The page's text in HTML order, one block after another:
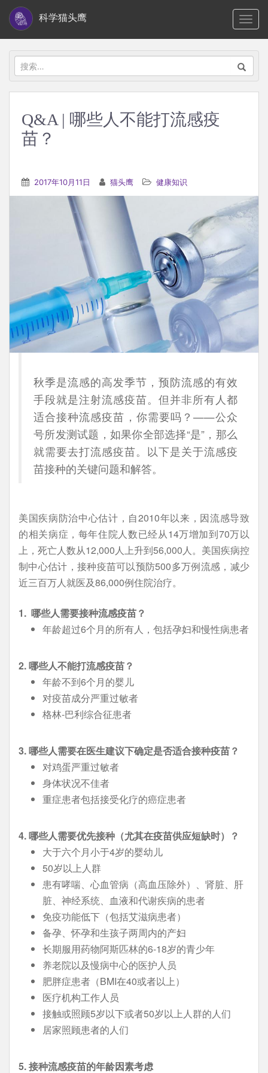
i
科学猫头鹰
搜
索：
Q&A | 哪些人不能打流感疫
苗？
2017年10月11日 猫头鹰 健康知识
秋季是流感的高发季节，预防流感的有效
手段就是注射流感疫苗。但并非所有人都
适合接种流感疫苗，你需要吗？——公众
号所发测试题，如果你全部选择“是”，那么
就需要去打流感疫苗。以下是关于流感疫
苗接种的关键问题和解答。
美国疾病防治中心估计，自2010年以来，因流感导致
的相关病症，每年住院人数已经从14万增加到70万以
上，死亡人数从12,000人上升到56,000人。美国疾病控
制中心估计，接种疫苗可以预防500多万例流感，减少
近三百万人就医及86,000例住院治疗。
1. 哪些人需要接种流感疫苗？
年龄超过6个月的所有人，包括孕妇和慢性病患者
2. 哪些人不能打流感疫苗？
年龄不到6个月的婴儿
对疫苗成分严重过敏者
格林-巴利综合征患者
3. 哪些人需要在医生建议下确定是否适合接种疫苗？
对鸡蛋严重过敏者
身体状况不佳者
重症患者包括接受化疗的癌症患者
4. 哪些人需要优先接种（尤其在疫苗供应短缺时）？
大于六个月小于4岁的婴幼儿
50岁以上人群
患有哮喘、心血管病（高血压除外）、肾脏、肝
脏、神经系统、血液和代谢疾病的患者
免疫功能低下（包括艾滋病患者）
备孕、怀孕和生孩子两周内的产妇
长期服用药物阿斯匹林的6-18岁的青少年
养老院以及慢病中心的医护人员
肥胖症患者（BMI在40或者以上）
医疗机构工作人员
接触或照顾5岁以下或者50岁以上人群的人们
居家照顾患者的人们
5. 接种流感疫苗的年龄因素考虑